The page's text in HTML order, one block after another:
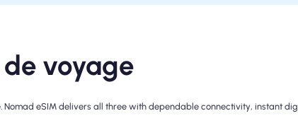
voyage
eSIM delivers all three with dependable connectivity, instant